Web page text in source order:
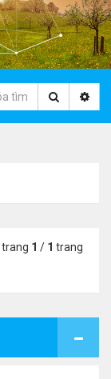
trang 1 / 1 trang